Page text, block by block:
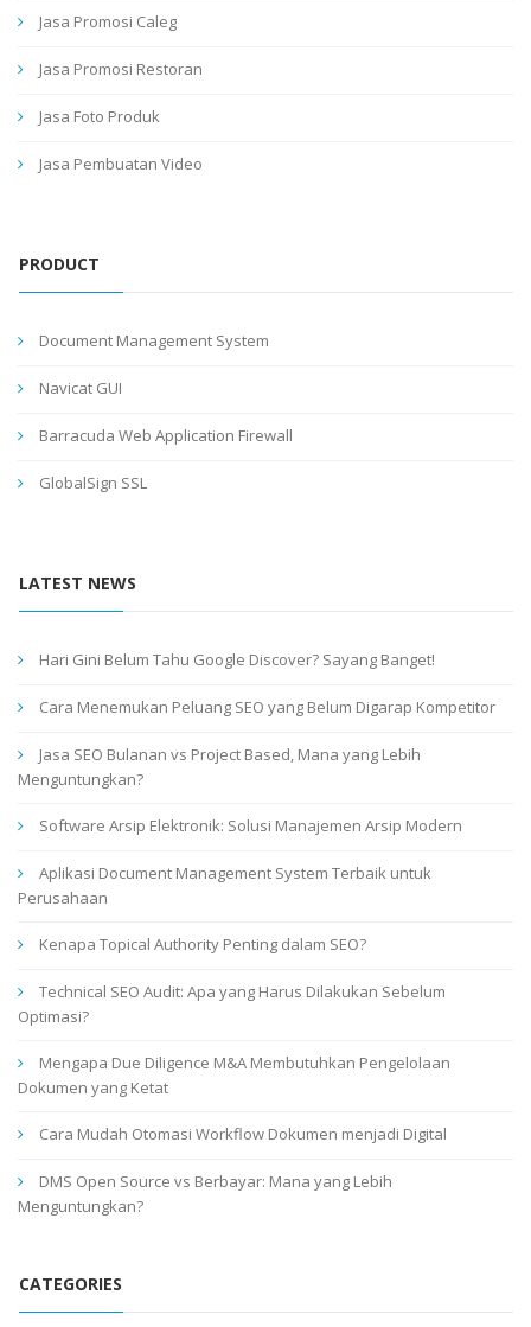
Jasa Promosi Caleg
Jasa Promosi Restoran
Jasa Foto Produk
Jasa Pembuatan Video
PRODUCT
Document Management System
Navicat GUI
Barracuda Web Application Firewall
GlobalSign SSL
LATEST NEWS
Hari Gini Belum Tahu Google Discover? Sayang Banget!
Cara Menemukan Peluang SEO yang Belum Digarap Kompetitor
Jasa SEO Bulanan vs Project Based, Mana yang Lebih
Menguntungkan?
Software Arsip Elektronik: Solusi Manajemen Arsip Modern
Aplikasi Document Management System Terbaik untuk
Perusahaan
Kenapa Topical Authority Penting dalam SEO?
Technical SEO Audit: Apa yang Harus Dilakukan Sebelum
Optimasi?
Mengapa Due Diligence M&A Membutuhkan Pengelolaan
Dokumen yang Ketat
Cara Mudah Otomasi Workflow Dokumen menjadi Digital
DMS Open Source vs Berbayar: Mana yang Lebih
Menguntungkan?
CATEGORIES